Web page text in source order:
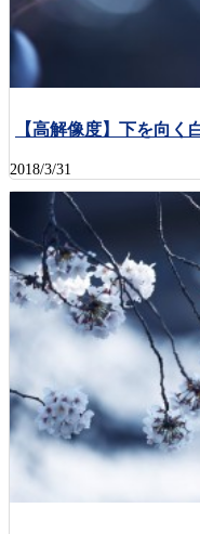
【高解像度】下を向く
2018/3/31